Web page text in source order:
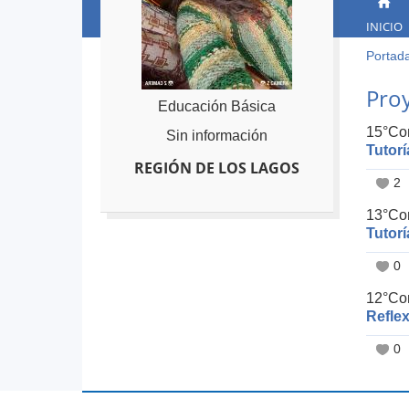
INICIO
está
to
2
0
0
Educación Básica
Sin información
REGIÓN DE LOS LAGOS